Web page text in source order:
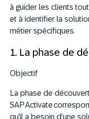
à guider les clients
et à identifier la
métier spécifiques.
1. La phase de
Objectif
La phase de
SAP Activate
qu’il a besoin d’une